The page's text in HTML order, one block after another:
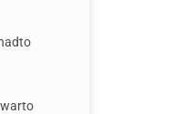
warto